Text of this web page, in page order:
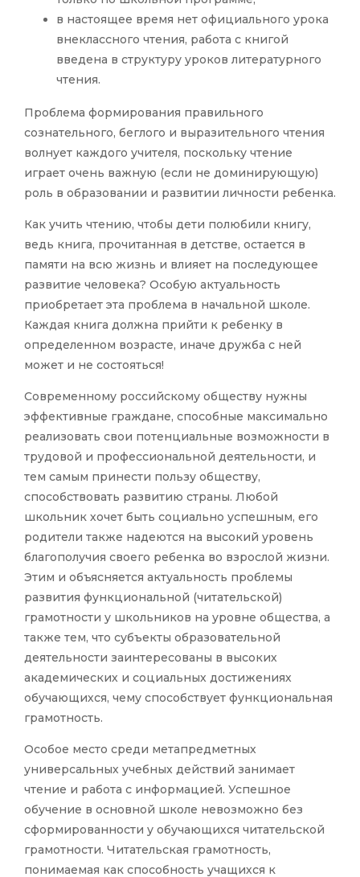
в настоящее время нет официального урока
внеклассного чтения, работа с книгой
введена в структуру уроков литературного
чтения.
Проблема формирования правильного
сознательного, беглого и выразительного чтения
волнует каждого учителя, поскольку чтение
играет очень важную (если не доминирующую)
роль в образовании и развитии личности ребенка.
Как учить чтению, чтобы дети полюбили книгу,
ведь книга, прочитанная в детстве, остается в
памяти на всю жизнь и влияет на последующее
развитие человека? Особую актуальность
приобретает эта проблема в начальной школе.
Каждая книга должна прийти к ребенку в
определенном возрасте, иначе дружба с ней
может и не состояться!
Современному российскому обществу нужны
эффективные граждане, способные максимально
реализовать свои потенциальные возможности в
трудовой и профессиональной деятельности, и
тем самым принести пользу обществу,
способствовать развитию страны. Любой
школьник хочет быть социально успешным, его
родители также надеются на высокий уровень
благополучия своего ребенка во взрослой жизни.
Этим и объясняется актуальность проблемы
развития функциональной (читательской)
грамотности у школьников на уровне общества, а
также тем, что субъекты образовательной
деятельности заинтересованы в высоких
академических и социальных достижениях
обучающихся, чему способствует функциональная
грамотность.
Особое место среди метапредметных
универсальных учебных действий занимает
чтение и работа с информацией. Успешное
обучение в основной школе невозможно без
сформированности у обучающихся читательской
грамотности. Читательская грамотность,
понимаемая как способность учащихся к